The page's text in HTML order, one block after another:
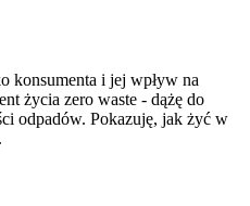
konsumenta i jej wpływ na
życia zero waste - dążę do
odpadów. Pokazuję, jak żyć w